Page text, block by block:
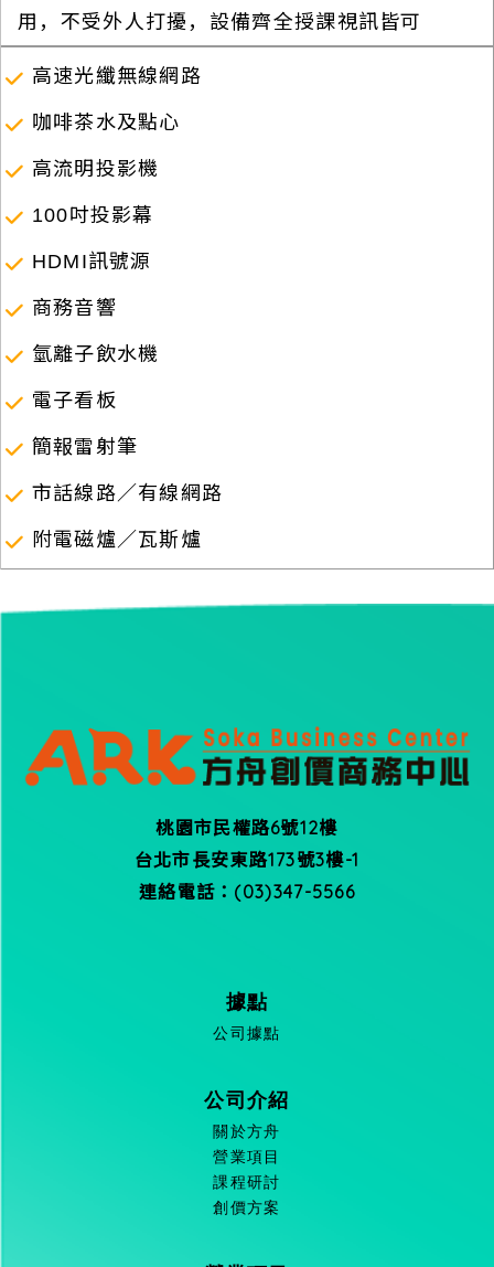
用，不受外人打擾，設備齊全授課視訊皆可
高速光纖無線網路
咖啡茶水及點心
高流明投影機
100吋投影幕
HDMI訊號源
商務音響
氫離子飲水機
電子看板
簡報雷射筆
市話線路／有線網路
附電磁爐／瓦斯爐
桃園市民權路6號12樓
台北市長安東路173號3樓-1
連絡電話：(03)347-5566
據點
公司據點
公司介紹
關於方舟
營業項目
課程研討
創價方案